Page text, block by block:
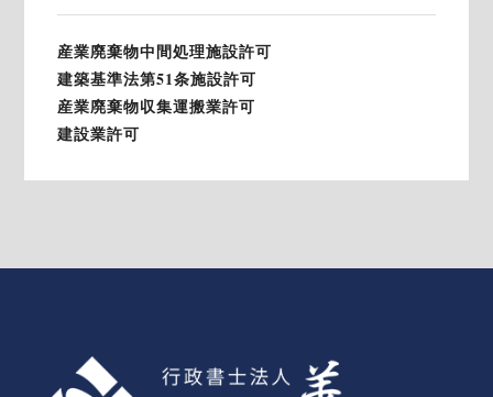
産業廃棄物中間処理施設許可
建築基準法第51条施設許可
産業廃棄物収集運搬業許可
建設業許可